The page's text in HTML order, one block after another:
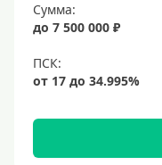
Сумма:
до 7 500 000 ₽